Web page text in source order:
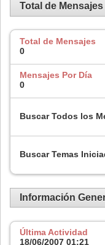
Total de Mensajes
Total de Mensajes
0
Mensajes Por Día
0
Buscar Todos los
Buscar Temas
Información
Última Actividad
18/06/2007 01:21